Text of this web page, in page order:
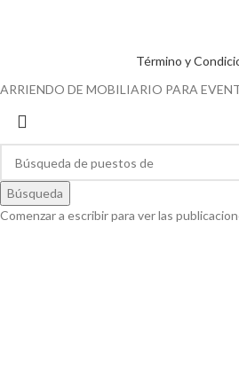
Término y
ARRIENDO DE MOBILIARIO PARA
Búsqueda
Comenzar a escribir para ver las